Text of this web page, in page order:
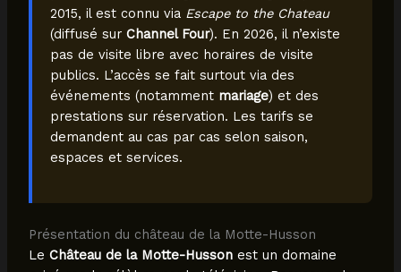
2015, il est connu via Escape to the Chateau
(diffusé sur Channel Four). En 2026, il n’existe
pas de visite libre avec horaires de visite
publics. L’accès se fait surtout via des
événements (notamment mariage) et des
prestations sur réservation. Les tarifs se
demandent au cas par cas selon saison,
espaces et services.
Présentation du château de la Motte-Husson
Le Château de la Motte-Hussonest un domaine